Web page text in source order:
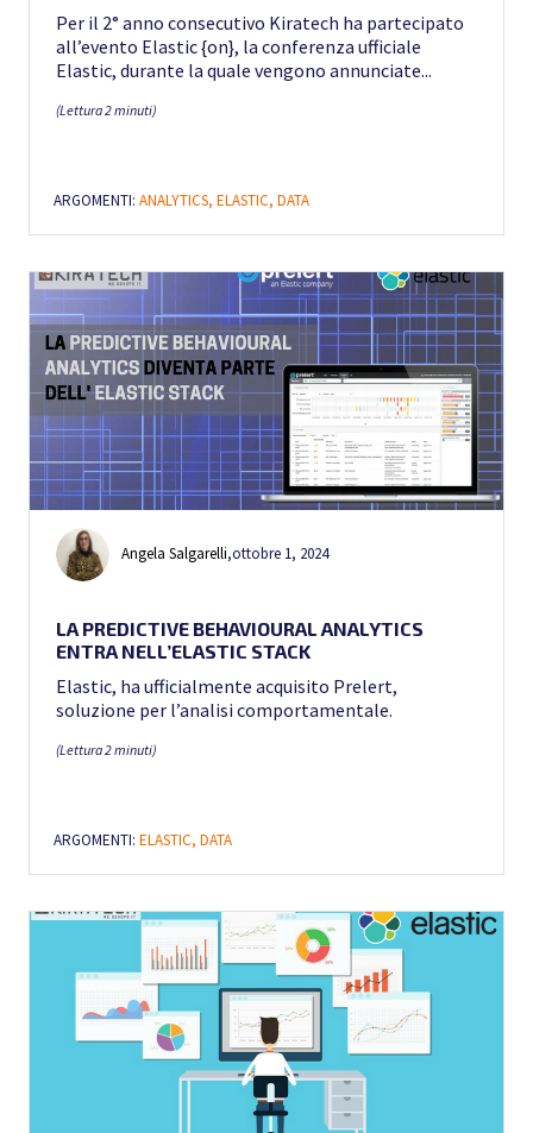
Per il 2° anno consecutivo Kiratech ha partecipato
all’evento Elastic {on}, la conferenza ufficiale
Elastic, durante la quale vengono annunciate...
(Lettura 2 minuti)
ARGOMENTI: ANALYTICS, ELASTIC, DATA
Angela Salgarelli,ottobre 1, 2024
LA PREDICTIVE BEHAVIOURAL ANALYTICS
ENTRA NELL’ELASTIC STACK
Elastic, ha ufficialmente acquisito Prelert,
soluzione per l’analisi comportamentale.
(Lettura 2 minuti)
ARGOMENTI: ELASTIC, DATA